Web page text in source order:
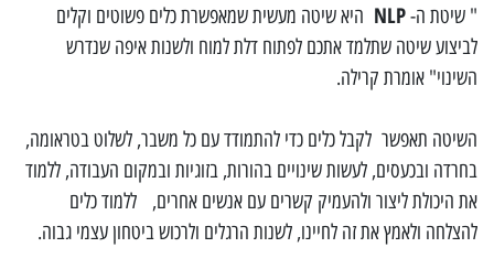
" שיטת ה-NLP היא שיטה מעשית שמאפשרת כלים פשוטים וקלים
לביצוע שיטה שתלמד אתכם לפתוח דלת למוח ולשנות איפה שנדרש
השינוי" אומרת קרילה.
השיטה תאפשר לקבל כלים כדי להתמודד עם כל משבר, לשלוט בטראומה,
בחרדה ובכעסים, לעשות שינויים בהורות, בזוגיות ובמקום העבודה, ללמוד
את היכולת ליצור ולהעמיק קשרים עם אנשים אחרים, ללמוד כלים
להצלחה ולאמץ את זה לחיינו, לשנות הרגלים ולרכוש ביטחון עצמי גבוה.